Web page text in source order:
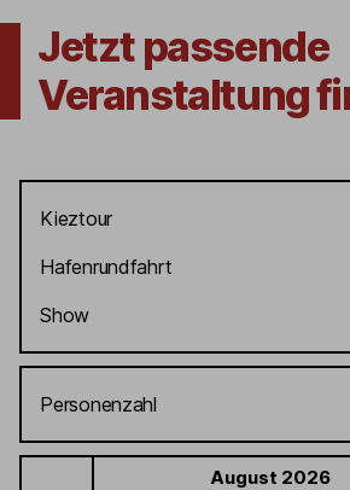
Jetzt passende
Veranstaltung
August 2026
Kieztour
Hafenrundfahrt
Show
Personenzahl